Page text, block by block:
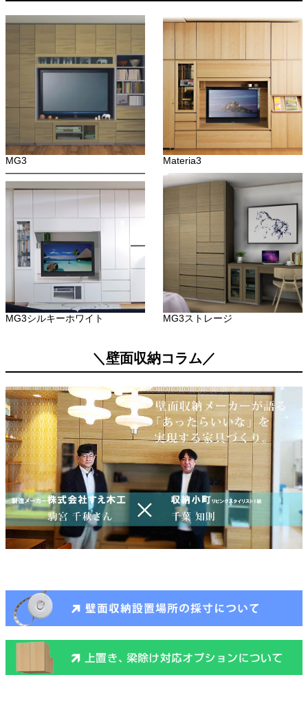
MG3 Materia3
MG3シルキーホワイト MG3ストレージ
＼壁面収納コラム／